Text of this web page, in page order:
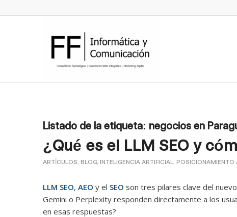
Listado de la etiqueta: negocios en
¿Qué es el LLM SEO y
ARTÍCULOS, BLOG, INTELIGENCIA ARTIFICIAL, POSICIONAMIENTO
LLM SEO, AEO y el SEO son tres pilares clave del
Gemini o Perplexity responden directamente a los
en esas respuestas?